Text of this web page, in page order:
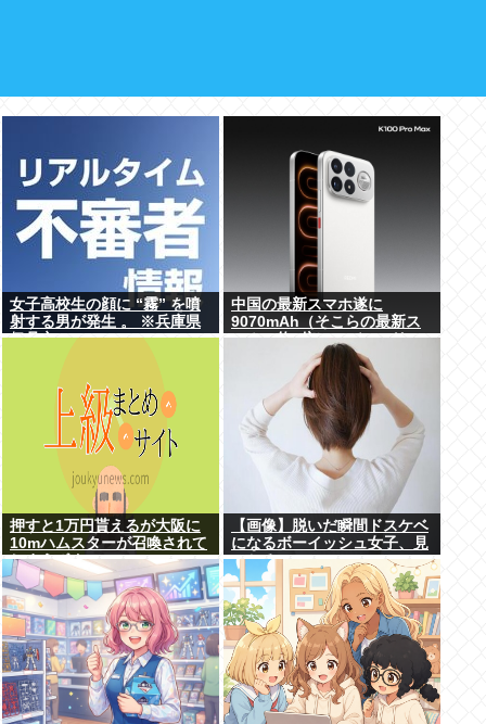
女子高校生の顔に “霧” を噴
射する男が発生 。 ※兵庫県
伊丹市
中国の最新スマホ遂に
9070mAh（そこらの最新ス
マホの約2倍）のバッテリー
を積んでしまうwww
押すと1万円貰えるが大阪に
10mハムスターが召喚されて
しまうボタン
【画像】脱いだ瞬間ドスケベ
になるボーイッシュ女子、見
つかるwww